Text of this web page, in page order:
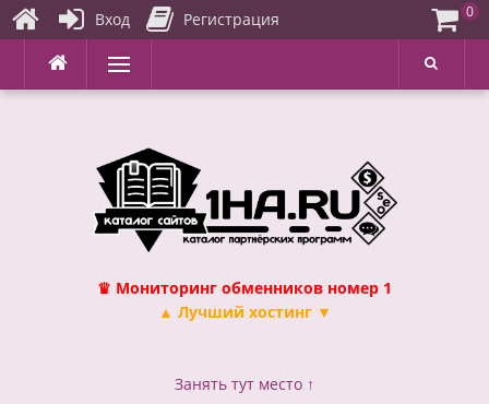
Перейти
содержимому
Меню
♛ Мониторинг обменников номер 1
▲ Лучший хостинг ▼
Занять тут место ↑
Вход Регистрация 0